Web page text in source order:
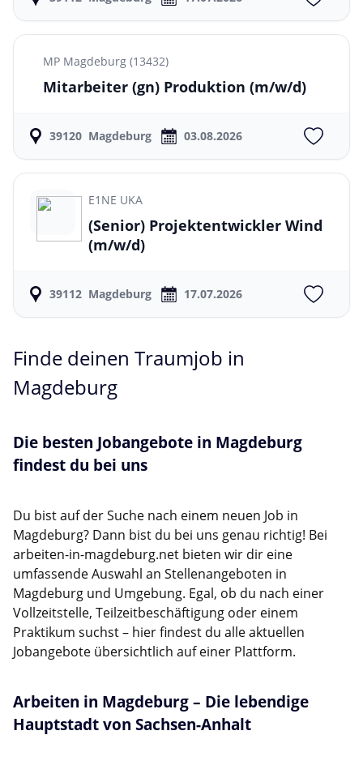
MP Magdeburg (13432)
Mitarbeiter (gn) Produktion (m/w/d)
39120 Magdeburg 03.08.2026
E1NE UKA
(Senior) Projektentwickler Wind
(m/w/d)
39112 Magdeburg 17.07.2026
Finde deinen Traumjob in
Magdeburg
Die besten Jobangebote in Magdeburg
findest du bei uns
Du bist auf der Suche nach einem neuen Job in
Magdeburg? Dann bist du bei uns genau richtig! Bei
arbeiten-in-magdeburg.net bieten wir dir eine
umfassende Auswahl an Stellenangeboten in
Magdeburg und Umgebung. Egal, ob du nach einer
Vollzeitstelle, Teilzeitbeschäftigung oder einem
Praktikum suchst – hier findest du alle aktuellen
Jobangebote übersichtlich auf einer Plattform.
Arbeiten in Magdeburg – Die lebendige
Hauptstadt von Sachsen-Anhalt